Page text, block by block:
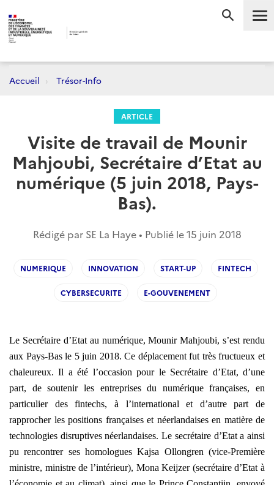
Accueil Trésor-Info
ARTICLE
Visite de travail de Mounir
Mahjoubi, Secrétaire d’Etat au
numérique (5 juin 2018, Pays-
Bas).
Rédigé par SE La Haye • Publié le15 juin 2018
NUMERIQUE INNOVATION START-UP FINTECH
CYBERSECURITE E-GOUVENEMENT
Le Secrétaire d’Etat au numérique, Mounir Mahjoubi, s’est rendu
aux Pays-Bas le 5 juin 2018. Ce déplacement fut très fructueux et
chaleureux. Il a été l’occasion pour le Secrétaire d’Etat, d’une
part, de soutenir les entreprises du numérique françaises, en
particulier des fintechs, à l’international et d’autre part de
rapprocher les positions françaises et néerlandaises en matière de
technologies disruptives néerlandaises. Le secrétaire d’Etat a ainsi
pu rencontrer ses homologues Kajsa Ollongren (vice-Première
ministre, ministre de l’intérieur), Mona Keijzer (secrétaire d’Etat à